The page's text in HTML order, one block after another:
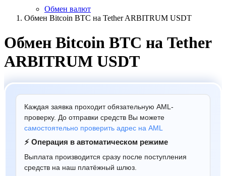
Обмен валют
Обмен Bitcoin BTC на Tether ARBITRUM USDT
Обмен Bitcoin BTC на Tether
ARBITRUM USDT
Каждая заявка проходит обязательную AML-
проверку. До отправки средств Вы можете
самостоятельно проверить адрес на AML
⚡ Операция в автоматическом режиме
Выплата производится сразу после поступления
средств на наш платёжный шлюз.